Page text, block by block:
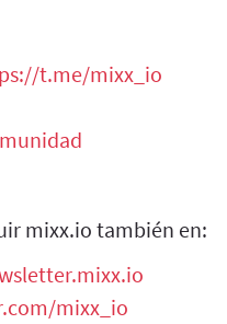
t.me/mixx_io
mixx.io también en:
mixx_io